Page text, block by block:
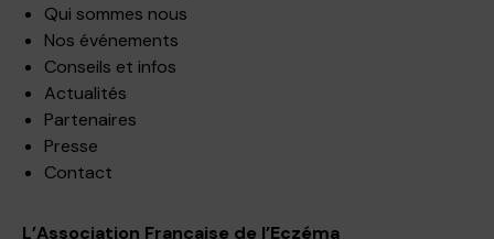
Qui sommes nous
Nos événements
Conseils et infos
Actualités
Partenaires
Presse
Contact
L’Association Française de l’Eczéma